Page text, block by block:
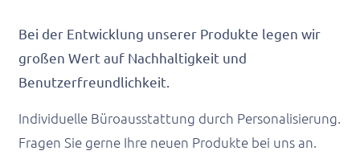
Bei der Entwicklung unserer Produkte legen wir
großen Wert auf Nachhaltigkeit und
Benutzerfreundlichkeit.
Individuelle Büroausstattung durch Personalisierung.
Fragen Sie gerne Ihre neuen Produkte bei uns an.